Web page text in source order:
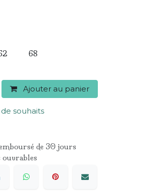
68
Ajouter au panier
souhaits
de 30 jours